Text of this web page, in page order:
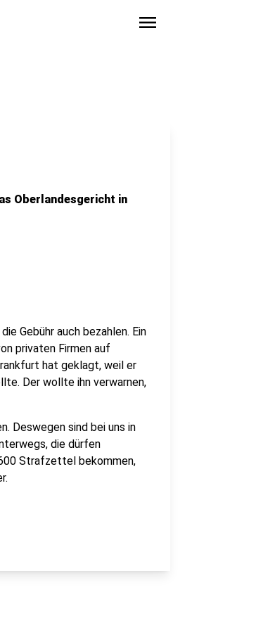
menu
Oberlandesgericht in
Gebühr auch bezahlen. Ein
privaten Firmen auf
hat geklagt, weil er
Der wollte ihn verwarnen,
Deswegen sind bei uns in
die dürfen
Strafzettel bekommen,